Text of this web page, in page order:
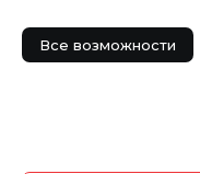
Все возможности